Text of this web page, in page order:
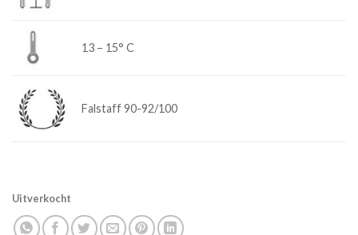
13 – 15° C
Falstaff 90-92/100
Uitverkocht